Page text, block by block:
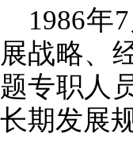
1986年
展战略、
题专职人
长期发展